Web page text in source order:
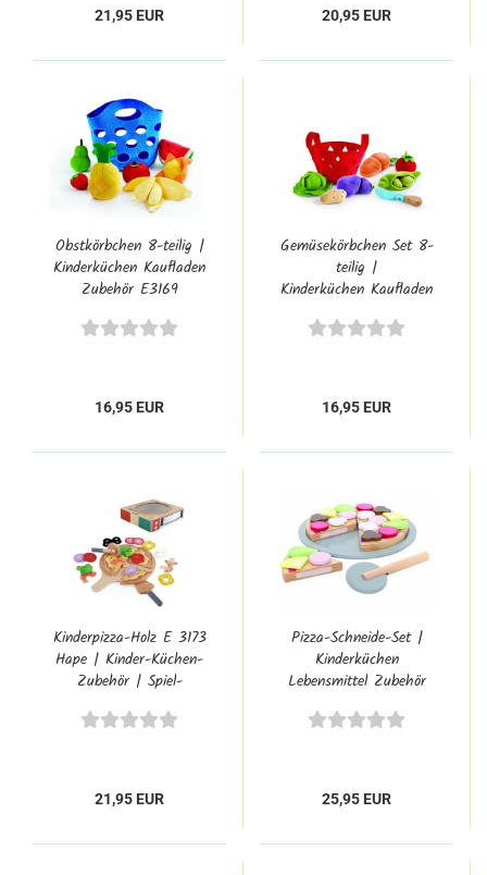
21,95 EUR 20,95 EUR
Obstkörbchen 8-teilig |
Kinderküchen Kaufladen
Zubehör E3169
16,95 EUR
Gemüsekörbchen Set 8-
teilig |
Kinderküchen Kaufladen
16,95 EUR
Kinderpizza-Holz E 3173
Hape | Kinder-Küchen-
Zubehör | Spiel-
21,95 EUR
Pizza-Schneide-Set |
Kinderküchen
Lebensmittel Zubehör
25,95 EUR